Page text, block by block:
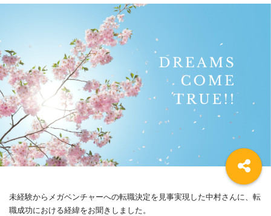
未経験からメガベンチャーへの転職決定を見事実現した中村さんに、転
職成功における経緯をお聞きしました。